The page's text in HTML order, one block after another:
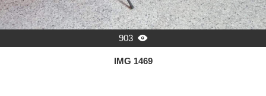
903 
IMG 1469